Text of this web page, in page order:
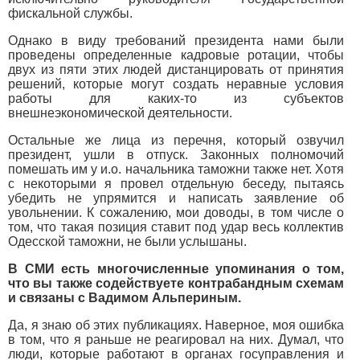
фискальной службы.
Однако в виду требований президента нами были
проведены определенные кадровые ротации, чтобы
двух из пяти этих людей дистанцировать от принятия
решений, которые могут создать неравные условия
работы для каких-то из субъектов
внешнеэкономической деятельности.
Остальные же лица из перечня, который озвучил
президент, ушли в отпуск. Законных полномочий
помешать им у и.о. начальника таможни также нет. Хотя
с некоторыми я провел отдельную беседу, пытаясь
убедить не упрямится и написать заявление об
увольнении. К сожалению, мои доводы, в том числе о
том, что такая позиция ставит под удар весь коллектив
Одесской таможни, не были услышаны.
В СМИ есть многочисленные упоминания о том,
что вы также содействуете контрабандным схемам
и связаны с Вадимом Альпериным.
Да, я знаю об этих публикациях. Наверное, моя ошибка
в том, что я раньше не реагировал на них. Думал, что
люди, которые работают в органах госуправления и